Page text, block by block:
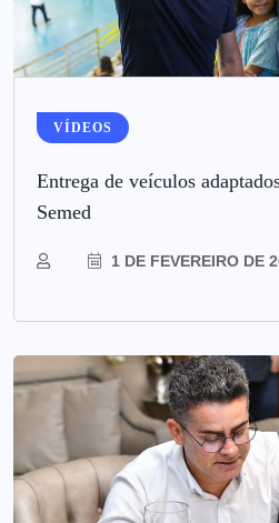
VÍDEOS
Entrega de veículos
Semed
1 DE FEVEREIRO DE